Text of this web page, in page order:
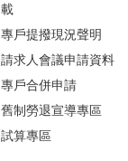
載
專戶提撥現況聲明
請求人會議申請資料
專戶合併申請
舊制勞退宣導專區
試算專區